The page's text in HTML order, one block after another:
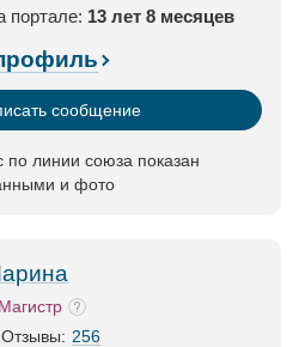
портале: 13 лет 8 месяцев
сообщение
по линии союза показан
и фото
Магистр
Отзывы: 256